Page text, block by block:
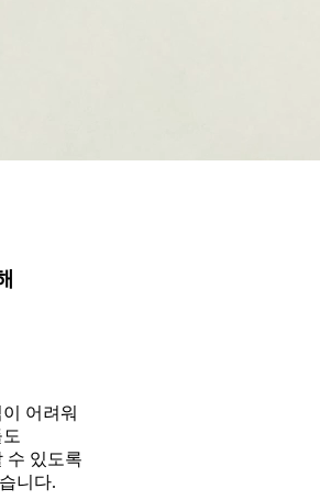
어려워
수 있도록
니다.